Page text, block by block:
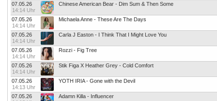
07.05.26
14:14 Uhr
Chinese American Bear - Dim Sum & Then Some
07.05.26
14:14 Uhr
Michaela Anne - These Are The Days
07.05.26
14:14 Uhr
Carla J Easton - I Think That I Might Love You
07.05.26
14:14 Uhr
Rozzi - Fig Tree
07.05.26
14:14 Uhr
Stik Figa X Heather Grey - Cold Comfort
07.05.26
14:13 Uhr
YOTH IRIA - Gone with the Devil
07.05.26
Adamn Killa - Influencer